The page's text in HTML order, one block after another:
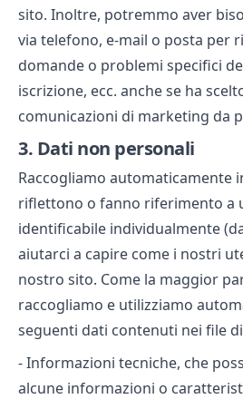
sito. Inoltre, potremmo aver
via telefono, e-mail o posta per
domande o problemi specifici
iscrizione, ecc. anche se ha
comunicazioni di marketing da
3. Dati non personali
Raccogliamo automaticamente
riflettono o fanno riferimento a
identificabile individualmente
aiutarci a capire come i nostri
nostro sito. Come la maggior
raccogliamo e utilizziamo
seguenti dati contenuti nei file
- Informazioni tecniche, che
alcune informazioni o